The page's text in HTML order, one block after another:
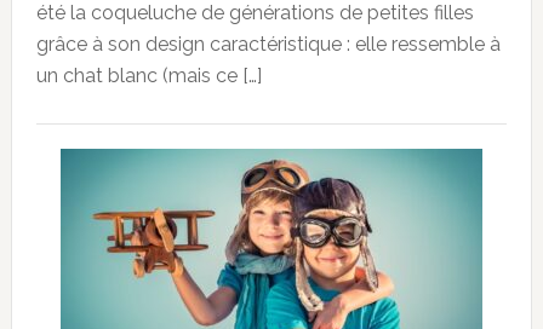
été la coqueluche de générations de petites filles
grâce à son design caractéristique : elle ressemble à
un chat blanc (mais ce […]